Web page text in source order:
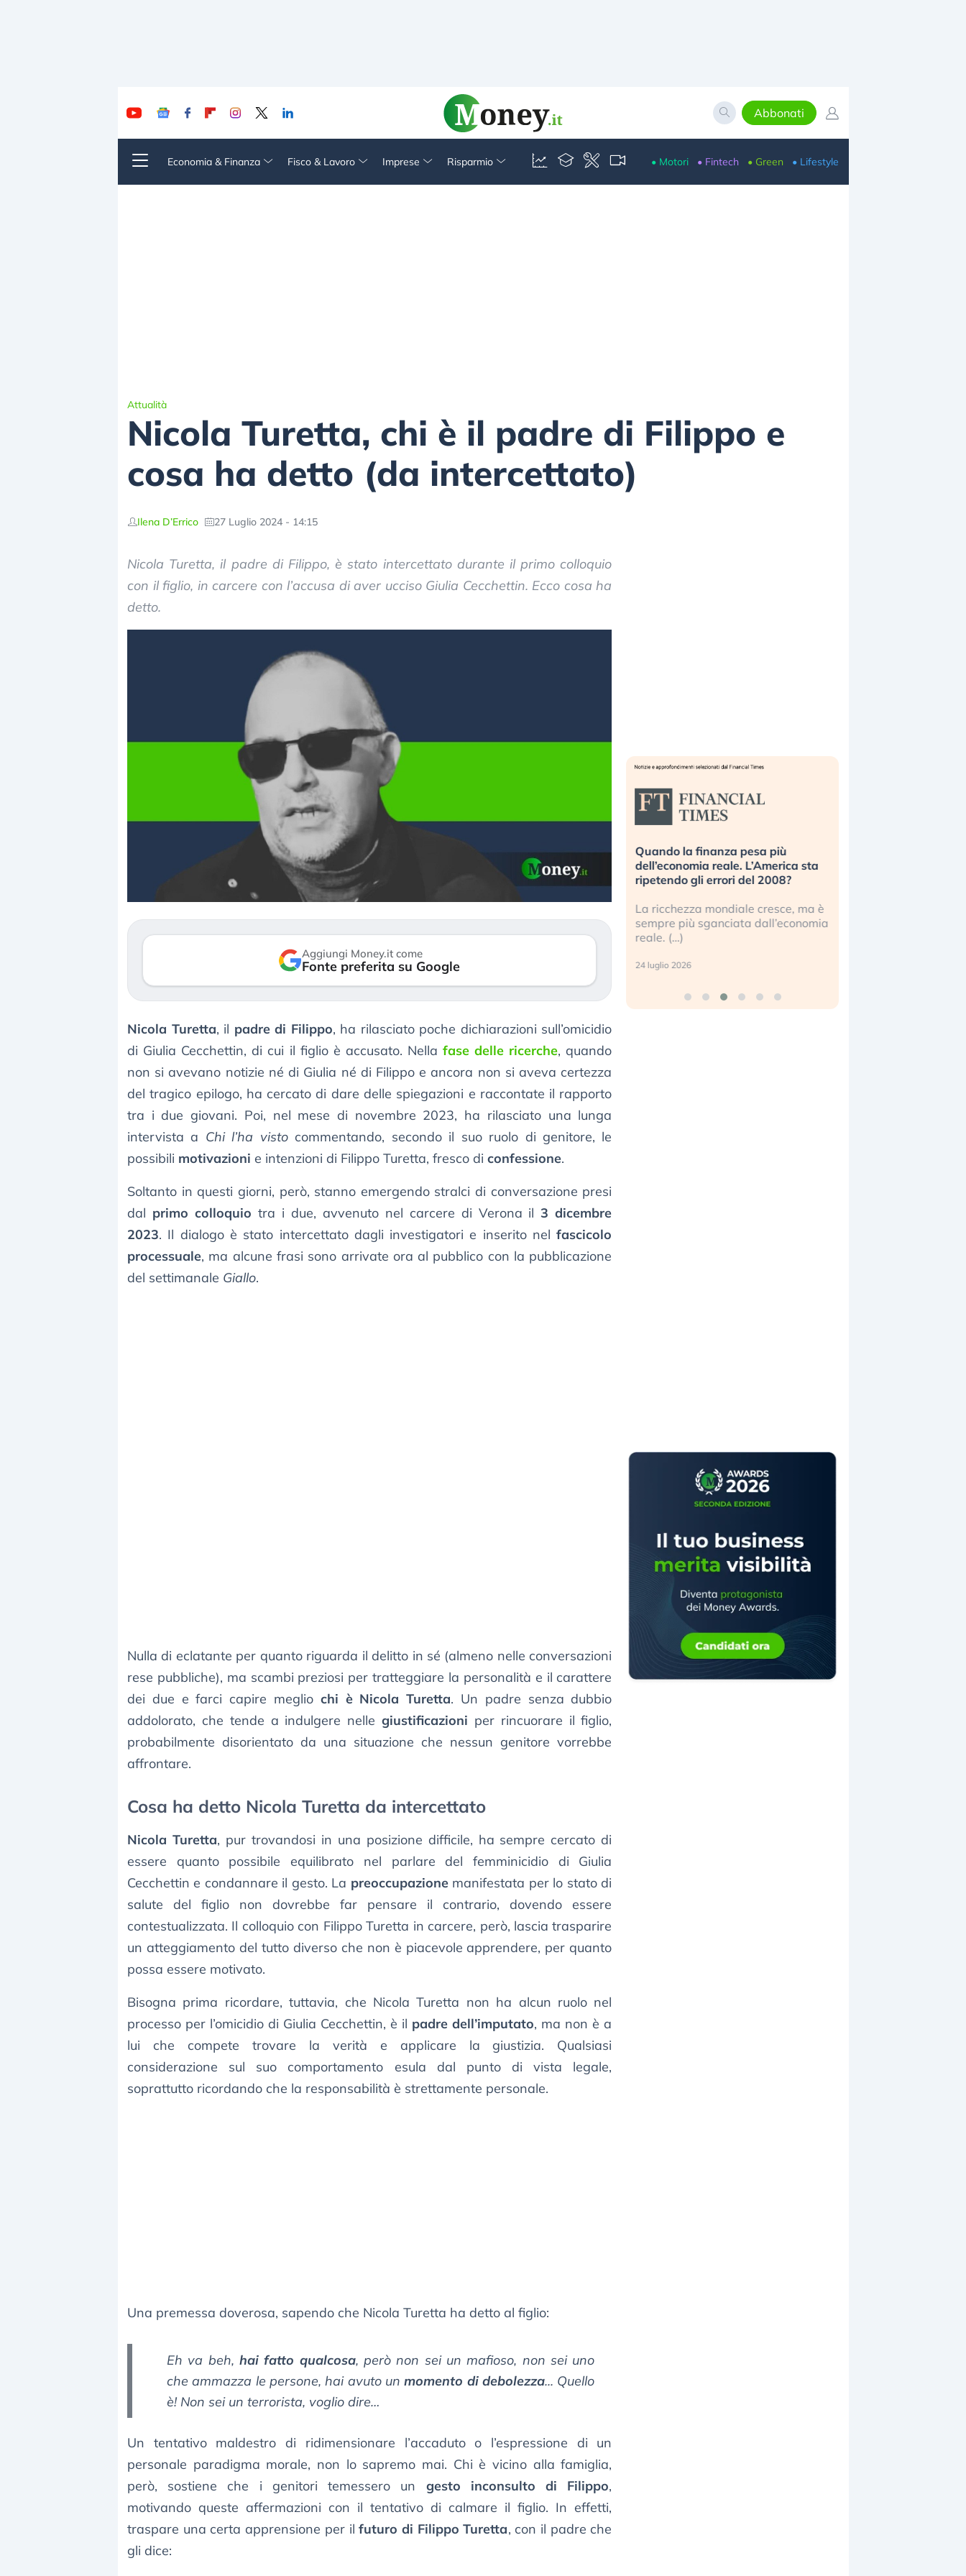
Abbonati
Economia & Finanza Fisco & Lavoro Imprese Risparmio • Motori • Fintech • Green • Lifestyle
Attualità
Nicola Turetta, chi è il padre di Filippo e
cosa ha detto (da intercettato)
Ilena D’Errico 27 Luglio 2024 - 14:15
Nicola Turetta, il padre di Filippo, è stato intercettato durante il primo colloquio
con il figlio, in carcere con l’accusa di aver ucciso Giulia Cecchettin. Ecco cosa ha
detto.
Aggiungi Money.it come
Fonte preferita su Google
Nicola Turetta, il padre di Filippo, ha rilasciato poche dichiarazioni sull’omicidio
di Giulia Cecchettin, di cui il figlio è accusato. Nellafase delle ricerche, quando
non si avevano notizie né di Giulia né di Filippo e ancora non si aveva certezza
del tragico epilogo, ha cercato di dare delle spiegazioni e raccontate il rapporto
tra i due giovani. Poi, nel mese di novembre 2023, ha rilasciato una lunga
intervista a Chi l’ha vistocommentando, secondo il suo ruolo di genitore, le
possibili motivazioni e intenzioni di Filippo Turetta, fresco di confessione.
Soltanto in questi giorni, però, stanno emergendo stralci di conversazione presi
dal primo colloquio tra i due, avvenuto nel carcere di Verona il3 dicembre
2023. Il dialogo è stato intercettato dagli investigatori e inserito nelfascicolo
processuale, ma alcune frasi sono arrivate ora al pubblico con la pubblicazione
del settimanale Giallo.
Nulla di eclatante per quanto riguarda il delitto in sé (almeno nelle conversazioni
rese pubbliche), ma scambi preziosi per tratteggiare la personalità e il carattere
dei due e farci capire meglio chi è Nicola Turetta. Un padre senza dubbio
addolorato, che tende a indulgere nellegiustificazioni per rincuorare il figlio,
probabilmente disorientato da una situazione che nessun genitore vorrebbe
affrontare.
Cosa ha detto Nicola Turetta da intercettato
Nicola Turetta, pur trovandosi in una posizione difficile, ha sempre cercato di
essere quanto possibile equilibrato nel parlare del femminicidio di Giulia
Cecchettin e condannare il gesto. La preoccupazionemanifestata per lo stato di
salute del figlio non dovrebbe far pensare il contrario, dovendo essere
contestualizzata. Il colloquio con Filippo Turetta in carcere, però, lascia trasparire
un atteggiamento del tutto diverso che non è piacevole apprendere, per quanto
possa essere motivato.
Bisogna prima ricordare, tuttavia, che Nicola Turetta non ha alcun ruolo nel
processo per l’omicidio di Giulia Cecchettin, è il padre dell’imputato, ma non è a
lui che compete trovare la verità e applicare la giustizia. Qualsiasi
considerazione sul suo comportamento esula dal punto di vista legale,
soprattutto ricordando che la responsabilità è strettamente personale.
Una premessa doverosa, sapendo che Nicola Turetta ha detto al figlio:
Eh va beh,hai fatto qualcosa, però non sei un mafioso, non sei uno
che ammazza le persone, hai avuto unmomento di debolezza... Quello
è! Non sei un terrorista, voglio dire…
Un tentativo maldestro di ridimensionare l’accaduto o l’espressione di un
personale paradigma morale, non lo sapremo mai. Chi è vicino alla famiglia,
però, sostiene che i genitori temessero un gesto inconsulto di Filippo,
motivando queste affermazioni con il tentativo di calmare il figlio. In effetti,
traspare una certa apprensione per ilfuturo di Filippo Turetta, con il padre che
gli dice:
Dalle valutazioni estreme alla
correzione. Cosa sta guidando il
repricing degli asset?
mostrando segni di stanchezza
verso le (…)
«La mia vita è rovinata». Investitori
in preda al panico dopo lo scoppio
Kospi, mentre gli investitori retail (…)
30 luglio 2026
Quando la finanza pesa più
dell’economia reale. L’America sta
ripetendo gli errori del 2008?
La ricchezza mondiale cresce, ma è
sempre più sganciata dall’economia
reale. (…)
24 luglio 2026